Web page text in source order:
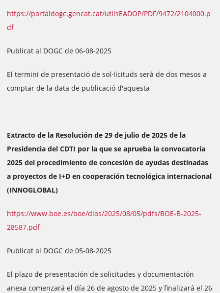
https://portaldogc.gencat.cat/utilsEADOP/PDF/9472/2104000.p
df
Publicat al DOGC de 06-08-2025
El termini de presentació de sol·licituds serà de dos mesos a
comptar de la data de publicació d'aquesta
Extracto de la Resolución de 29 de julio de 2025 de la
Presidencia del CDTI por la que se aprueba la convocatoria
2025 del procedimiento de concesión de ayudas destinadas
a proyectos de I+D en cooperación tecnológica internacional
(INNOGLOBAL)
https://www.boe.es/boe/dias/2025/08/05/pdfs/BOE-B-2025-
28587.pdf
Publicat al DOGC de 05-08-2025
El plazo de presentación de solicitudes y documentación
anexa comenzará el día 26 de agosto de 2025 y finalizará el 26